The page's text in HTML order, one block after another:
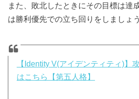
また、敗北したときにその目標は達
は勝利優先での立ち回りをしましょう
【Identity V(アイデンティティ)】
はこちら【第五人格】